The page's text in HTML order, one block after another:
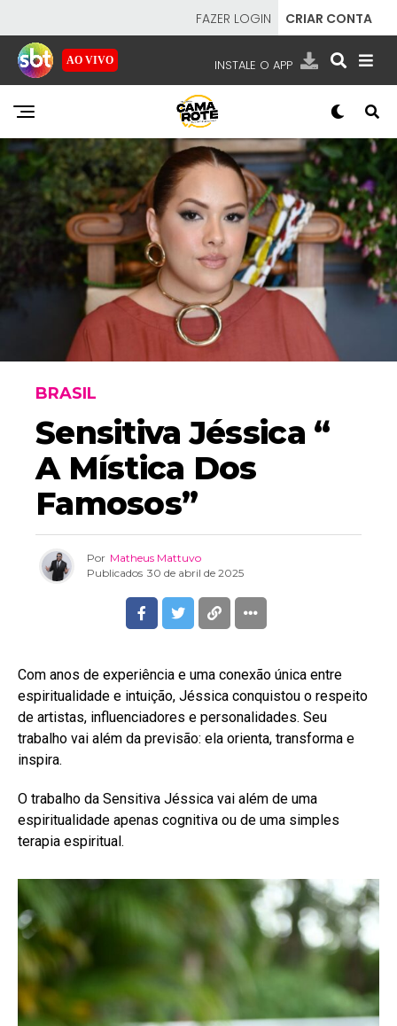
FAZER LOGIN CRIAR CONTA
AO VIVO INSTALE O APP
EMISSORAS
NOSSAS REDES APP TV SBT
SBT - SISTEMA BRASILEIRO DE TELEVISÃO
BRASIL
Sensitiva Jéssica “
A Mística Dos
Famosos”
Por Matheus Mattuvo
Publicados 30 de abril de 2025
Com anos de experiência e uma conexão única entre
espiritualidade e intuição, Jéssica conquistou o respeito
de artistas, influenciadores e personalidades. Seu
trabalho vai além da previsão: ela orienta, transforma e
inspira.
O trabalho da Sensitiva Jéssica vai além de uma
espiritualidade apenas cognitiva ou de uma simples
terapia espiritual.